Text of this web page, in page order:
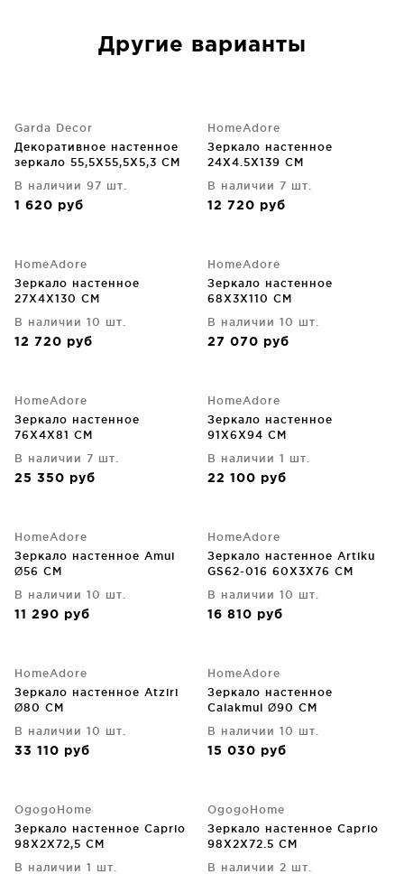
Другие варианты
Garda Decor
Декоративное настенное
зеркало 55,5X55,5X5,3 CM
В наличии 97 шт.
1 620 руб
HomeAdore
Зеркало настенное
24X4.5X139 CM
В наличии 7 шт.
12 720 руб
HomeAdore
Зеркало настенное
27X4X130 CM
В наличии 10 шт.
12 720 руб
HomeAdore
Зеркало настенное
68X3X110 CM
В наличии 10 шт.
27 070 руб
HomeAdore
Зеркало настенное
76X4X81 CM
В наличии 7 шт.
25 350 руб
HomeAdore
Зеркало настенное
91X6X94 CM
В наличии 1 шт.
22 100 руб
HomeAdore
Зеркало настенное Amui
Ø56 CM
В наличии 10 шт.
11 290 руб
HomeAdore
Зеркало настенное Artiku
GS62-016 60X3X76 CM
В наличии 10 шт.
16 810 руб
HomeAdore
Зеркало настенное Atziri
Ø80 CM
В наличии 10 шт.
33 110 руб
HomeAdore
Зеркало настенное
Calakmul Ø90 CM
В наличии 10 шт.
15 030 руб
OgogoHome
Зеркало настенное Caprio
98X2X72,5 CM
В наличии 1 шт.
OgogoHome
Зеркало настенное Caprio
98X2X72.5 CM
В наличии 2 шт.